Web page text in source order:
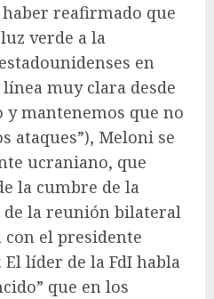
reafirmado que
verde a la
en
muy clara desde
mantenemos que no
ataques”), Meloni se
ucraniano, que
la cumbre de la
de la reunión bilateral
con el presidente
líder de la FdI habla
que en los